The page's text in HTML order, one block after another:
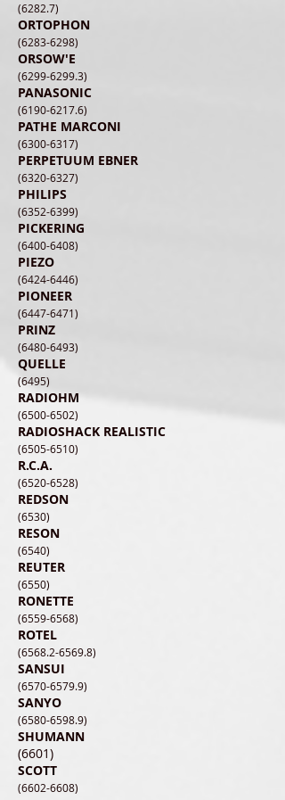
(6282.7)
ORTOPHON
(6283-6298)
ORSOW'E
(6299-6299.3)
PANASONIC
(6190-6217.6)
PATHE MARCONI
(6300-6317)
PERPETUUM EBNER
(6320-6327)
PHILIPS
(6352-6399)
PICKERING
(6400-6408)
PIEZO
(6424-6446)
PIONEER
(6447-6471)
PRINZ
(6480-6493)
QUELLE
(6495)
RADIOHM
(6500-6502)
RADIOSHACK REALISTIC
(6505-6510)
R.C.A.
(6520-6528)
REDSON
(6530)
RESON
(6540)
REUTER
(6550)
RONETTE
(6559-6568)
ROTEL
(6568.2-6569.8)
SANSUI
(6570-6579.9)
SANYO
(6580-6598.9)
SHUMANN
(6601)
SCOTT
(6602-6608)